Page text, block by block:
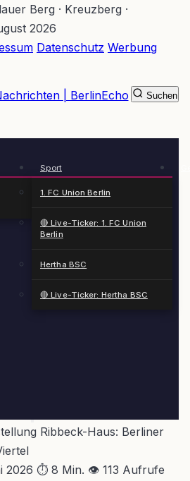
Berg · Kreuzberg ·
2026
Datenschutz Werbung
Sport
1. FC Union Berlin
🔴 Live-Ticker: 1. FC Union
Berlin
Hertha BSC
🔴 Live-Ticker: Hertha BSC
Suchen
Ribbeck-Haus: Berliner
2026 ⏱ 8 Min. 👁 113 Aufrufe